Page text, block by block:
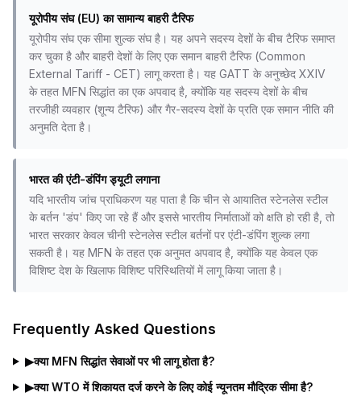
यूरोपीय संघ (EU) का सामान्य बाहरी टैरिफ
यूरोपीय संघ एक सीमा शुल्क संघ है। यह अपने सदस्य देशों के बीच टैरिफ समाप्त
कर चुका है और बाहरी देशों के लिए एक समान बाहरी टैरिफ (Common
External Tariff - CET) लागू करता है। यह GATT के अनुच्छेद XXIV
के तहत MFN सिद्धांत का एक अपवाद है, क्योंकि यह सदस्य देशों के बीच
तरजीही व्यवहार (शून्य टैरिफ) और गैर-सदस्य देशों के प्रति एक समान नीति की
अनुमति देता है।
भारत की एंटी-डंपिंग ड्यूटी लगाना
यदि भारतीय जांच प्राधिकरण यह पाता है कि चीन से आयातित स्टेनलेस स्टील
के बर्तन 'डंप' किए जा रहे हैं और इससे भारतीय निर्माताओं को क्षति हो रही है, तो
भारत सरकार केवल चीनी स्टेनलेस स्टील बर्तनों पर एंटी-डंपिंग शुल्क लगा
सकती है। यह MFN के तहत एक अनुमत अपवाद है, क्योंकि यह केवल एक
विशिष्ट देश के खिलाफ विशिष्ट परिस्थितियों में लागू किया जाता है।
Frequently Asked Questions
▶क्या MFN सिद्धांत सेवाओं पर भी लागू होता है?
▶क्या WTO में शिकायत दर्ज करने के लिए कोई न्यूनतम मौद्रिक सीमा है?